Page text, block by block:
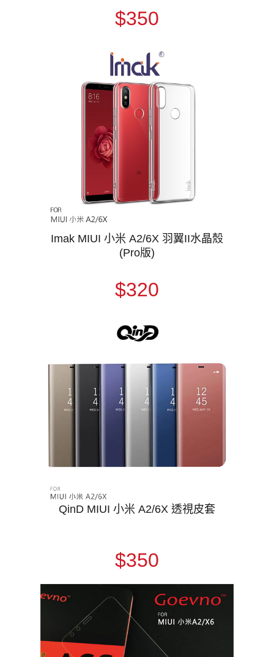
$350
Imak MIUI 小米 A2/6X 羽翼II水晶殼
(Pro版)
$320
QinD MIUI 小米 A2/6X 透視皮套
$350